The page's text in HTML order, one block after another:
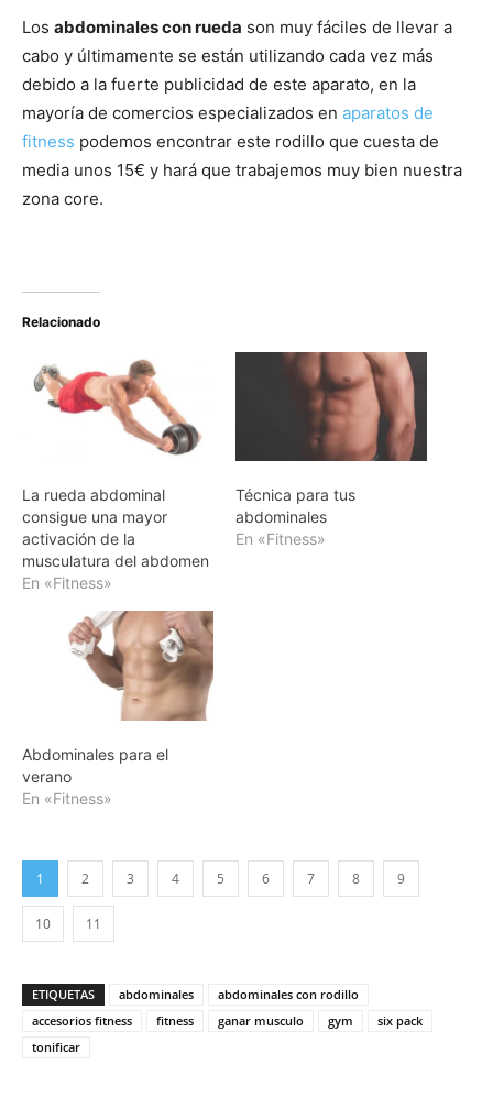
Los abdominales con rueda son muy fáciles de llevar a
cabo y últimamente se están utilizando cada vez más
debido a la fuerte publicidad de este aparato, en la
mayoría de comercios especializados en aparatos de
fitness podemos encontrar este rodillo que cuesta de
media unos 15€ y hará que trabajemos muy bien nuestra
zona core.
Relacionado
La rueda abdominal
consigue una mayor
activación de la
musculatura del abdomen
En «Fitness»
Técnica para tus
abdominales
En «Fitness»
Abdominales para el
verano
En «Fitness»
1 2 3 4 5 6 7 8 9
10 11
ETIQUETAS abdominales
abdominales con rodillo
accesorios fitness
fitness ganar musculo gym
six pack
tonificar